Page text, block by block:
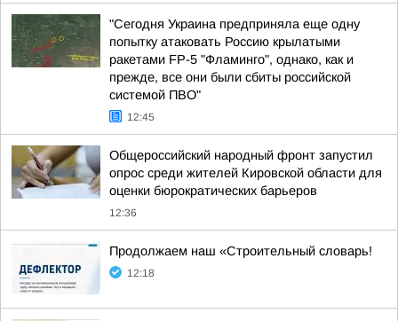
"Сегодня Украина предприняла еще одну
попытку атаковать Россию крылатыми
ракетами FP-5 "Фламинго", однако, как и
прежде, все они были сбиты российской
системой ПВО"
12:45
Общероссийский народный фронт запустил
опрос среди жителей Кировской области для
оценки бюрократических барьеров
12:36
Продолжаем наш «Строительный словарь!
12:18